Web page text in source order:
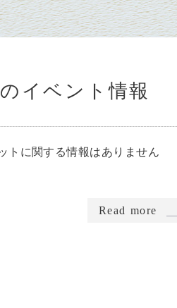
イベント情報
トに関する情報はありません
Read more